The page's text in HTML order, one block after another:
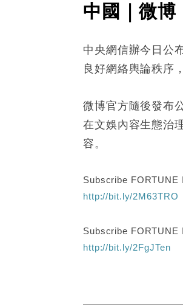
中國｜微博
中央網信辦今日公
良好網絡輿論秩序
微博官方隨後發布
在文娛內容生態治
容。
Subscribe FORTUNE
http://bit.ly/2M63TRO
Subscribe FORTUNE
http://bit.ly/2FgJTen